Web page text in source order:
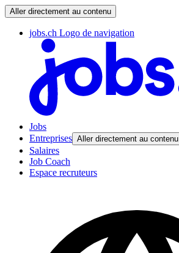
Aller directement au contenu
jobs.ch Logo de navigation
Jobs
Entreprises Aller directement au contenu
Salaires
Job Coach
Espace recruteurs